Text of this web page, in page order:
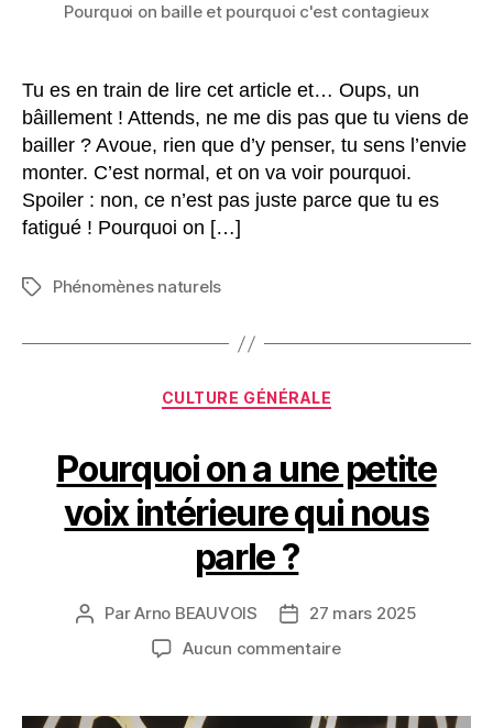
Pourquoi on baille et pourquoi c'est contagieux
Tu es en train de lire cet article et… Oups, un
bâillement ! Attends, ne me dis pas que tu viens de
bailler ? Avoue, rien que d’y penser, tu sens l’envie
monter. C’est normal, et on va voir pourquoi.
Spoiler : non, ce n’est pas juste parce que tu es
fatigué ! Pourquoi on […]
Étiquettes
Phénomènes naturels
Catégories
CULTURE GÉNÉRALE
Pourquoi on a une petite
voix intérieure qui nous
parle ?
Auteur
ParArno BEAUVOIS
Date27 mars 2025
Aucun commentairesur
a